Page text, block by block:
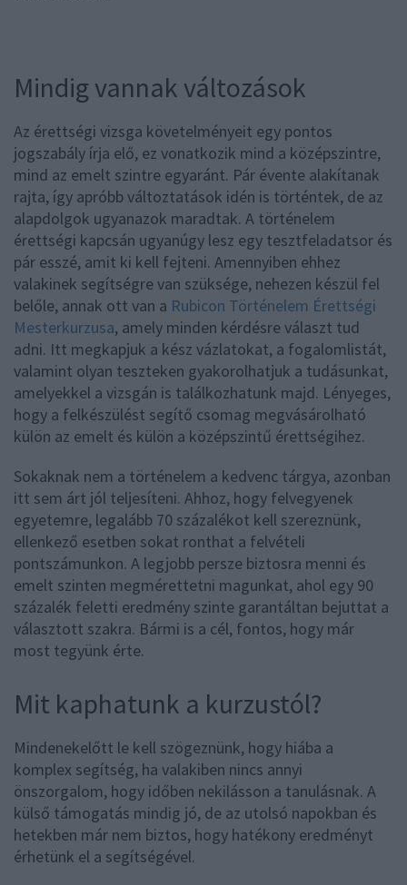
Mindig vannak változások
Az érettségi vizsga követelményeit egy pontos
jogszabály írja elő, ez vonatkozik mind a középszintre,
mind az emelt szintre egyaránt. Pár évente alakítanak
rajta, így apróbb változtatások idén is történtek, de az
alapdolgok ugyanazok maradtak. A történelem
érettségi kapcsán ugyanúgy lesz egy tesztfeladatsor és
pár esszé, amit ki kell fejteni. Amennyiben ehhez
valakinek segítségre van szüksége, nehezen készül fel
belőle, annak ott van a Rubicon Történelem Érettségi
Mesterkurzusa, amely minden kérdésre választ tud
adni. Itt megkapjuk a kész vázlatokat, a fogalomlistát,
valamint olyan teszteken gyakorolhatjuk a tudásunkat,
amelyekkel a vizsgán is találkozhatunk majd. Lényeges,
hogy a felkészülést segítő csomag megvásárolható
külön az emelt és külön a középszintű érettségihez.
Sokaknak nem a történelem a kedvenc tárgya, azonban
itt sem árt jól teljesíteni. Ahhoz, hogy felvegyenek
egyetemre, legalább 70 százalékot kell szereznünk,
ellenkező esetben sokat ronthat a felvételi
pontszámunkon. A legjobb persze biztosra menni és
emelt szinten megmérettetni magunkat, ahol egy 90
százalék feletti eredmény szinte garantáltan bejuttat a
választott szakra. Bármi is a cél, fontos, hogy már
most tegyünk érte.
Mit kaphatunk a kurzustól?
Mindenekelőtt le kell szögeznünk, hogy hiába a
komplex segítség, ha valakiben nincs annyi
önszorgalom, hogy időben nekilásson a tanulásnak. A
külső támogatás mindig jó, de az utolsó napokban és
hetekben már nem biztos, hogy hatékony eredményt
érhetünk el a segítségével.